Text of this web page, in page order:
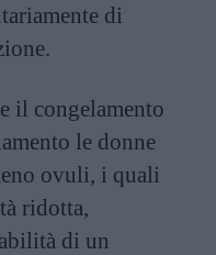
di
il congelamento
le donne
ovuli, i quali
ridotta,
di un